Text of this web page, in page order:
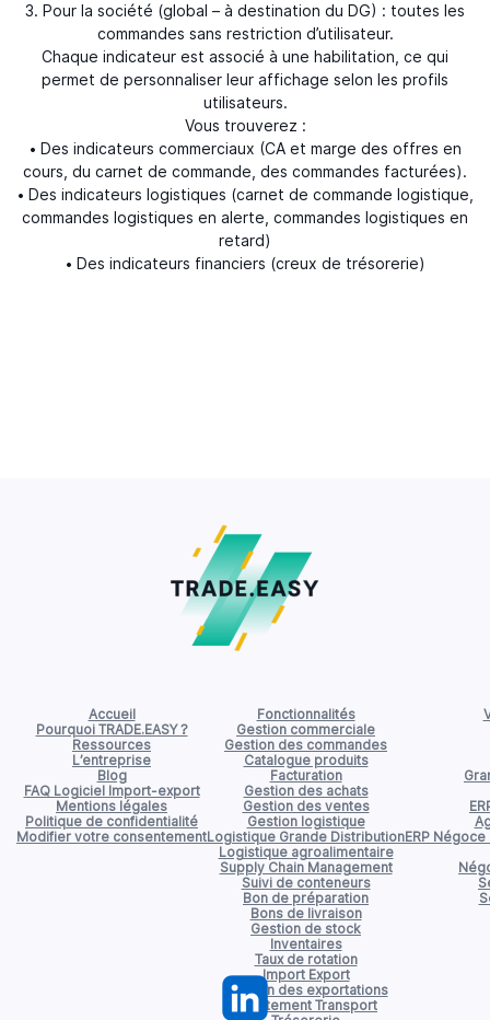
3. Pour la société (global – à destination du DG) : toutes les
commandes sans restriction d’utilisateur.
Chaque indicateur est associé à une habilitation, ce qui
permet de personnaliser leur affichage selon les profils
utilisateurs.
Vous trouverez :
• Des indicateurs commerciaux (CA et marge des offres en
cours, du carnet de commande, des commandes facturées).
• Des indicateurs logistiques (carnet de commande logistique,
commandes logistiques en alerte, commandes logistiques en
retard)
• Des indicateurs financiers (creux de trésorerie)
Accueil
Pourquoi TRADE.EASY ?
Ressources
L’entreprise
Blog
FAQ Logiciel Import-export
Mentions légales
Politique de confidentialité
Modifier votre consentement
Fonctionnalités
Gestion commerciale
Gestion des commandes
Catalogue produits
Facturation
Gestion des achats
Gestion des ventes
Gestion logistique
Logistique Grande Distribution
Logistique agroalimentaire
Supply Chain Management
Suivi de conteneurs
Bon de préparation
Bons de livraison
Gestion de stock
Inventaires
Taux de rotation
Import Export
Gestion des exportations
Affrètement Transport
ERP